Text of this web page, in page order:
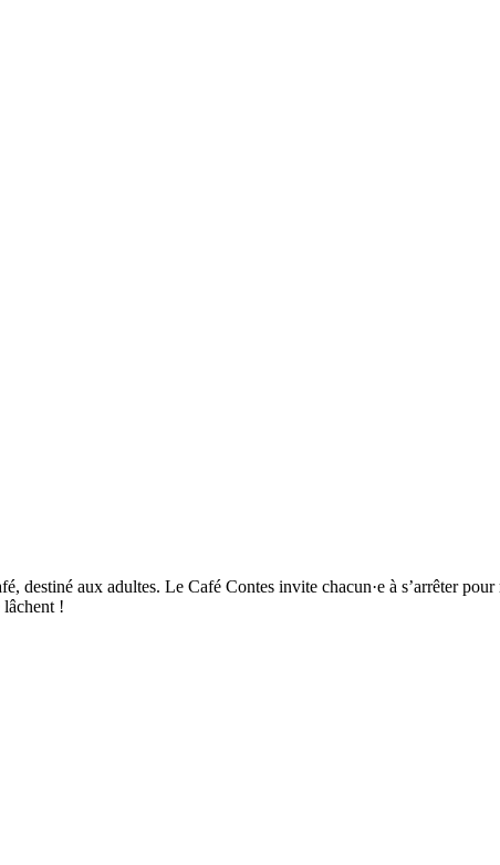
aux adultes. Le Café Contes invite chacun·e à s’arrêter pour
lâchent !